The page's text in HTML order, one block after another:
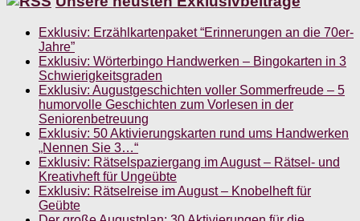
Exklusiv: Erzählkartenpaket “Erinnerungen an die 70er-
Jahre”
Exklusiv: Wörterbingo Handwerken – Bingokarten in 3
Schwierigkeitsgraden
Exklusiv: Augustgeschichten voller Sommerfreude – 5
humorvolle Geschichten zum Vorlesen in der
Seniorenbetreuung
Exklusiv: 50 Aktivierungskarten rund ums Handwerken
„Nennen Sie 3…“
Exklusiv: Rätselspaziergang im August – Rätsel- und
Kreativheft für Ungeübte
Exklusiv: Rätselreise im August – Knobelheft für
Geübte